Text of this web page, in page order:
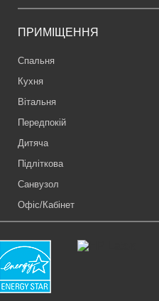
ПРИМІЩЕННЯ
Спальня
Кухня
Вітальня
Передпокій
Дитяча
Підліткова
Санвузол
Офіс/Кабінет